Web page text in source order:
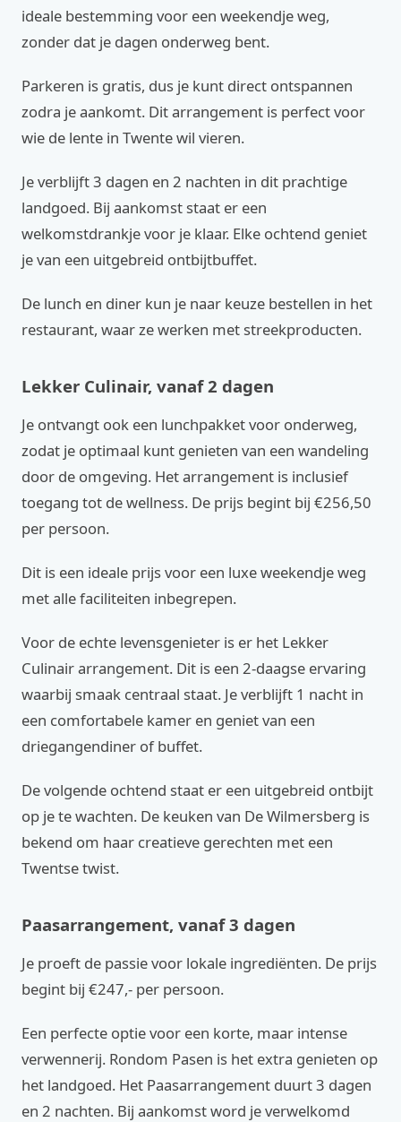
ideale bestemming voor een weekendje weg,
zonder dat je dagen onderweg bent.
Parkeren is gratis, dus je kunt direct ontspannen
zodra je aankomt. Dit arrangement is perfect voor
wie de lente in Twente wil vieren.
Je verblijft 3 dagen en 2 nachten in dit prachtige
landgoed. Bij aankomst staat er een
welkomstdrankje voor je klaar. Elke ochtend geniet
je van een uitgebreid ontbijtbuffet.
De lunch en diner kun je naar keuze bestellen in het
restaurant, waar ze werken met streekproducten.
Lekker Culinair, vanaf 2 dagen
Je ontvangt ook een lunchpakket voor onderweg,
zodat je optimaal kunt genieten van een wandeling
door de omgeving. Het arrangement is inclusief
toegang tot de wellness. De prijs begint bij €256,50
per persoon.
Dit is een ideale prijs voor een luxe weekendje weg
met alle faciliteiten inbegrepen.
Voor de echte levensgenieter is er het Lekker
Culinair arrangement. Dit is een 2-daagse ervaring
waarbij smaak centraal staat. Je verblijft 1 nacht in
een comfortabele kamer en geniet van een
driegangendiner of buffet.
De volgende ochtend staat er een uitgebreid ontbijt
op je te wachten. De keuken van De Wilmersberg is
bekend om haar creatieve gerechten met een
Twentse twist.
Paasarrangement, vanaf 3 dagen
Je proeft de passie voor lokale ingrediënten. De prijs
begint bij €247,- per persoon.
Een perfecte optie voor een korte, maar intense
verwennerij. Rondom Pasen is het extra genieten op
het landgoed. Het Paasarrangement duurt 3 dagen
en 2 nachten. Bij aankomst word je verwelkomd